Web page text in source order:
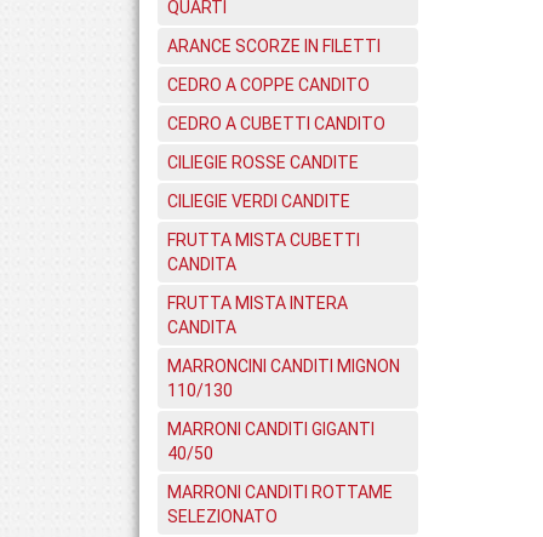
QUARTI
ARANCE SCORZE IN FILETTI
CEDRO A COPPE CANDITO
CEDRO A CUBETTI CANDITO
CILIEGIE ROSSE CANDITE
CILIEGIE VERDI CANDITE
FRUTTA MISTA CUBETTI
CANDITA
FRUTTA MISTA INTERA
CANDITA
MARRONCINI CANDITI MIGNON
110/130
MARRONI CANDITI GIGANTI
40/50
MARRONI CANDITI ROTTAME
SELEZIONATO